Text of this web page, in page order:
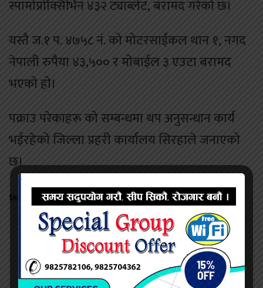
स्पामोप्रोक्सिभिन ४३२ ट्याब्लेट, बरामद गरेको छ।
यस्तै ज.१ प. ४७५८ नं. को मोटरसाईकल थान १, नगद
नेपाली रुपैया ४३,५०० र मोबाईल ३ एउटा बरामद
भएको हो।
पक्राउ परेकाहरू को सम्बन्धमा थप अनुसन्धान कार्य
भईरहेको जिल्ला प्रहरी कार्यालय सिरहाले जनाएको
छ।
Share this:
Twitter Facebook